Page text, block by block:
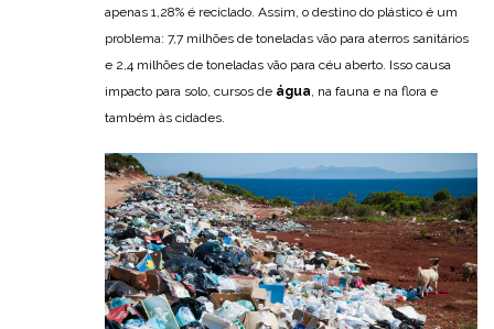
apenas 1,28% é reciclado. Assim, o destino do plástico é um
problema: 7,7 milhões de toneladas vão para aterros sanitários
e 2,4 milhões de toneladas vão para céu aberto. Isso causa
impacto para solo, cursos de água , na fauna e na flora e
também às cidades.